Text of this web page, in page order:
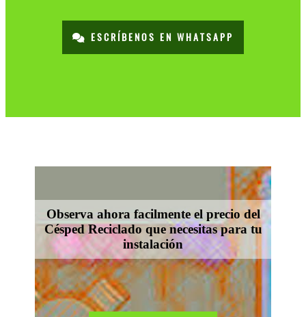
ESCRÍBENOS EN WHATSAPP
Observa ahora facilmente el precio del
Césped Reciclado que necesitas para tu
instalación